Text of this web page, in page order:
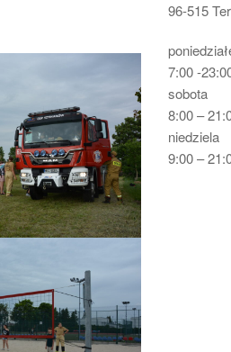
96-515
7:00 -
sobota
8:00 –
niedziela
9:00 –